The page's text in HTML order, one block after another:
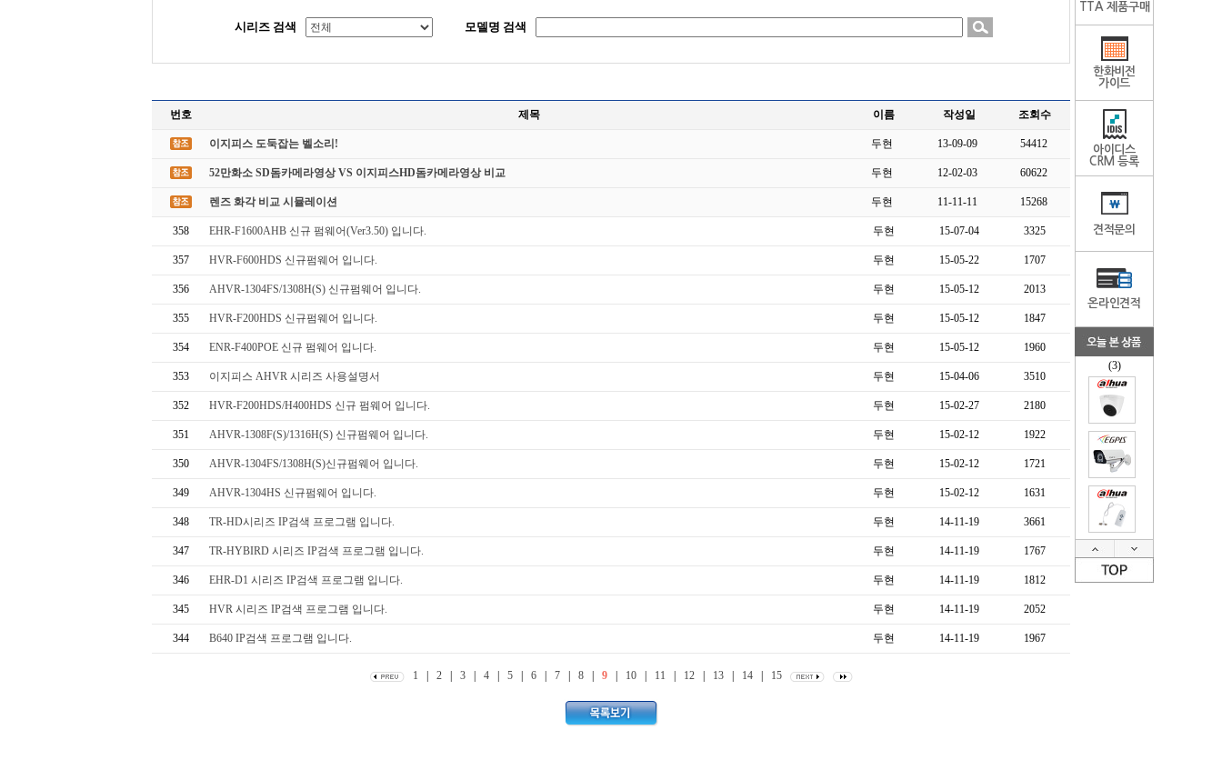
시리즈 검색 모델명 검색
번호 제목 이름 작성일 조회수
이지피스 도둑잡는 벨소리! 두현 13-09-09 54412
52만화소 SD돔카메라영상 VS 이지피스HD돔카메라영상 비교 두현 12-02-03 60622
렌즈 화각 비교 시뮬레이션 두현 11-11-11 15268
358 EHR-F1600AHB 신규 펌웨어(Ver3.50) 입니다. 두현 15-07-04 3325
357 HVR-F600HDS 신규펌웨어 입니다. 두현 15-05-22 1707
356 AHVR-1304FS/1308H(S) 신규펌웨어 입니다. 두현 15-05-12 2013
355 HVR-F200HDS 신규펌웨어 입니다. 두현 15-05-12 1847
354 ENR-F400POE 신규 펌웨어 입니다. 두현 15-05-12 1960
353 이지피스 AHVR 시리즈 사용설명서 두현 15-04-06 3510
352 HVR-F200HDS/H400HDS 신규 펌웨어 입니다. 두현 15-02-27 2180
351 AHVR-1308F(S)/1316H(S) 신규펌웨어 입니다. 두현 15-02-12 1922
350 AHVR-1304FS/1308H(S)신규펌웨어 입니다. 두현 15-02-12 1721
349 AHVR-1304HS 신규펌웨어 입니다. 두현 15-02-12 1631
348 TR-HD시리즈 IP검색 프로그램 입니다. 두현 14-11-19 3661
347 TR-HYBIRD 시리즈 IP검색 프로그램 입니다. 두현 14-11-19 1767
346 EHR-D1 시리즈 IP검색 프로그램 입니다. 두현 14-11-19 1812
345 HVR 시리즈 IP검색 프로그램 입니다. 두현 14-11-19 2052
344 B640 IP검색 프로그램 입니다. 두현 14-11-19 1967
1 2| 3| 4| 5| 6| 7| 8| 9| 10| 11 12| 13| 14| 15
TTA 제품구매
한화비전
가이드
아이디스
CRM 등록
견적문의
온라인견적
(3)